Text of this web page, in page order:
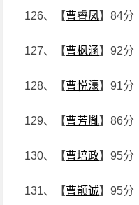
126、【曹睿凤】84分
127、【曹枫涵】92分
128、【曹悦濠】91分
129、【曹芳胤】86分
130、【曹培政】95分
131、【曹颢诚】95分